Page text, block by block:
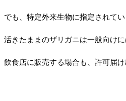
でも、特定外来生物に指定されてい
活きたままのザリガニは一般向けに
飲食店に販売する場合も、許可届け